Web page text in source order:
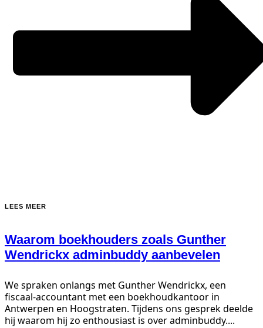
LEES MEER
Waarom boekhouders zoals Gunther
Wendrickx adminbuddy aanbevelen
We spraken onlangs met Gunther Wendrickx, een
fiscaal-accountant met een boekhoudkantoor in
Antwerpen en Hoogstraten. Tijdens ons gesprek deelde
hij waarom hij zo enthousiast is over adminbuddy....